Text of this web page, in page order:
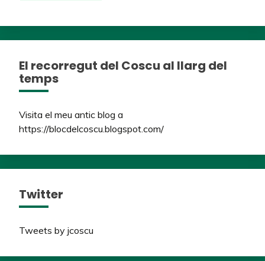
El recorregut del Coscu al llarg del
temps
Visita el meu antic blog a
https://blocdelcoscu.blogspot.com/
Twitter
Tweets by jcoscu